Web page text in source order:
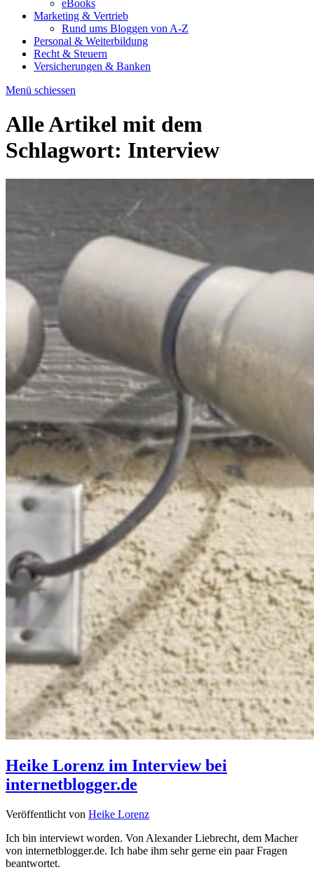
eBooks
Marketing & Vertrieb
Rund ums Bloggen von A-Z
Personal & Weiterbildung
Recht & Steuern
Versicherungen & Banken
Menü schiessen
Alle Artikel mit dem
Schlagwort: Interview
Heike Lorenz im Interview bei
internetblogger.de
Veröffentlicht von Heike Lorenz
Ich bin interviewt worden. Von Alexander Liebrecht, dem Macher
von internetblogger.de. Ich habe ihm sehr gerne ein paar Fragen
beantwortet.